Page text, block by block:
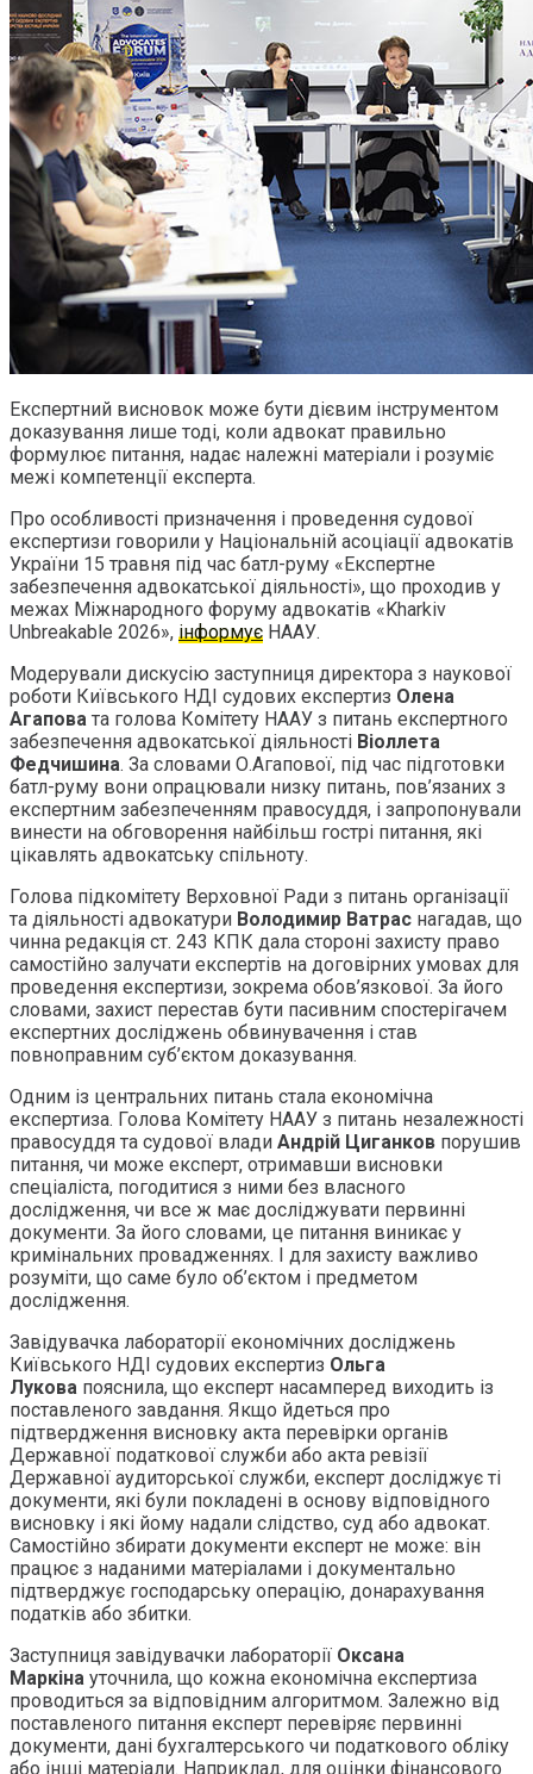
Експертний висновок може бути дієвим інструментом
доказування лише тоді, коли адвокат правильно
формулює питання, надає належні матеріали і розуміє
межі компетенції експерта.
Про особливості призначення і проведення судової
експертизи говорили у Національній асоціації адвокатів
України 15 травня під час батл-руму «Експертне
забезпечення адвокатської діяльності», що проходив у
межах Міжнародного форуму адвокатів «Kharkiv
Unbreakable 2026», інформує НААУ.
Модерували дискусію заступниця директора з наукової
роботи Київського НДІ судових експертиз Олена
Агапова та голова Комітету НААУ з питань експертного
забезпечення адвокатської діяльності Віоллета
Федчишина. За словами О.Агапової, під час підготовки
батл-руму вони опрацювали низку питань, пов’язаних з
експертним забезпеченням правосуддя, і запропонували
винести на обговорення найбільш гострі питання, які
цікавлять адвокатську спільноту.
Голова підкомітету Верховної Ради з питань організації
та діяльності адвокатури Володимир Ватрас нагадав, що
чинна редакція ст. 243 КПК дала стороні захисту право
самостійно залучати експертів на договірних умовах для
проведення експертизи, зокрема обов’язкової. За його
словами, захист перестав бути пасивним спостерігачем
експертних досліджень обвинувачення і став
повноправним суб’єктом доказування.
Одним із центральних питань стала економічна
експертиза. Голова Комітету НААУ з питань незалежності
правосуддя та судової влади Андрій Циганков порушив
питання, чи може експерт, отримавши висновки
спеціаліста, погодитися з ними без власного
дослідження, чи все ж має досліджувати первинні
документи. За його словами, це питання виникає у
кримінальних провадженнях. І для захисту важливо
розуміти, що саме було об’єктом і предметом
дослідження.
Завідувачка лабораторії економічних досліджень
Київського НДІ судових експертиз Ольга
Лукова пояснила, що експерт насамперед виходить із
поставленого завдання. Якщо йдеться про
підтвердження висновку акта перевірки органів
Державної податкової служби або акта ревізії
Державної аудиторської служби, експерт досліджує ті
документи, які були покладені в основу відповідного
висновку і які йому надали слідство, суд або адвокат.
Самостійно збирати документи експерт не може: він
працює з наданими матеріалами і документально
підтверджує господарську операцію, донарахування
податків або збитки.
Заступниця завідувачки лабораторії Оксана
Маркіна уточнила, що кожна економічна експертиза
проводиться за відповідним алгоритмом. Залежно від
поставленого питання експерт перевіряє первинні
документи, дані бухгалтерського чи податкового обліку
або інші матеріали. Наприклад, для оцінки фінансового